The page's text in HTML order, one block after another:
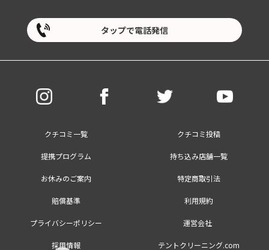
タップで電話発信
クチコミ一覧 クチコミ投稿
提携プログラム 持ち込み店舗一覧
お休みのご案内 特定商取引法
賠償基準 利用規約
プライバシーポリシー 運営会社
採用情報 テントクリーニング.com